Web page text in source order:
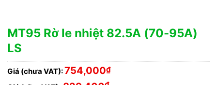
MT95 Rờ le nhiệt 82.5A (70-95A)
LS
Giá (chưa VAT):754,000₫